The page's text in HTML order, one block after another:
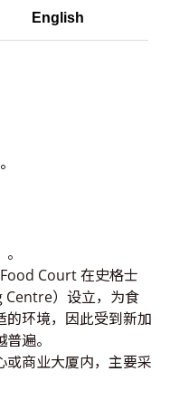
English
Court 在史格士
）设立，为食
的环境，因此受到新加
遍。
或商业大厦内，主要采